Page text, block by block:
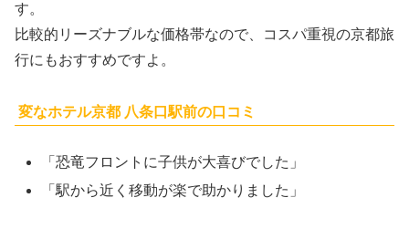
す。
比較的リーズナブルな価格帯なので、コスパ重視の京都旅
行にもおすすめですよ。
変なホテル京都 八条口駅前の口コミ
「恐竜フロントに子供が大喜びでした」
「駅から近く移動が楽で助かりました」